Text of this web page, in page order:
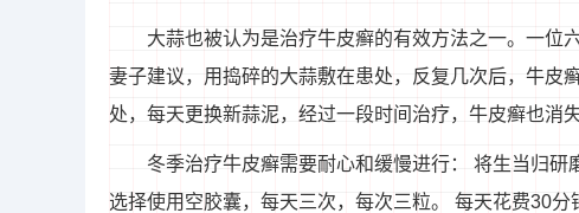
大蒜也被认为是治疗牛皮癣的有效方法之一。一位
妻子建议，用捣碎的大蒜敷在患处，反复几次后，牛皮
处，每天更换新蒜泥，经过一段时间治疗，牛皮癣也消
冬季治疗牛皮癣需要耐心和缓慢进行： 将生当归
选择使用空胶囊，每天三次，每次三粒。 每天花费30